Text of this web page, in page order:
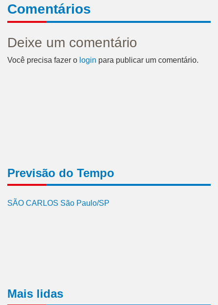
Comentários
Deixe um comentário
Você precisa fazer o login para publicar um comentário.
Previsão do Tempo
SÃO CARLOS São Paulo/SP
Mais lidas